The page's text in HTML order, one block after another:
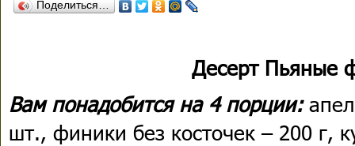
Поделиться…
Десерт Пьяные
Вам понадобится на 4 порции:
шт., финики без косточек – 200 г,